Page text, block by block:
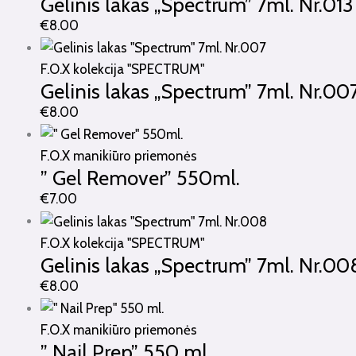
€8.00
F.O.X kolekcija "SPECTRUM"
Gelinis lakas „Spectrum” 7ml.
€8.00
F.O.X manikiūro priemonės
” Gel Remover” 550ml.
€7.00
F.O.X kolekcija "SPECTRUM"
Gelinis lakas „Spectrum” 7ml.
€8.00
F.O.X manikiūro priemonės